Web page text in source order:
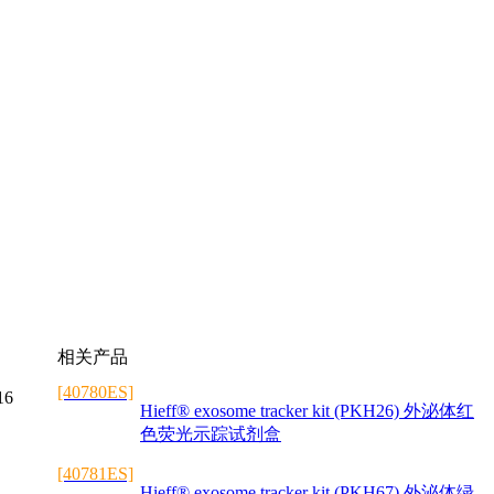
相关产品
[40780ES]
Hieff® exosome tracker kit (PKH26) 外泌体红
色荧光示踪试剂盒
[40781ES]